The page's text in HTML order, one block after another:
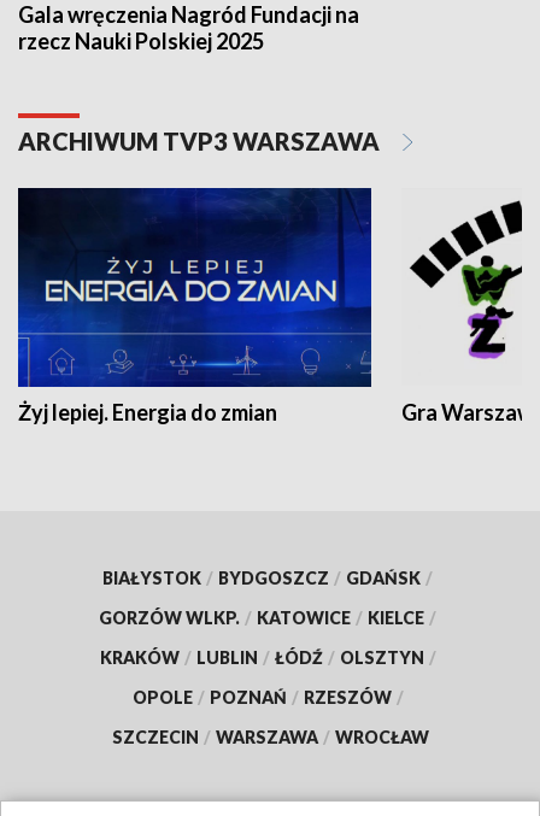
Gala wręczenia Nagród Fundacji na
rzecz Nauki Polskiej 2025
ARCHIWUM TVP3 WARSZAWA
Żyj lepiej. Energia do zmian Gra
BIAŁYSTOK / BYDGOSZCZ / GDAŃSK /
GORZÓW WLKP. / KATOWICE / KIELCE /
KRAKÓW / LUBLIN / ŁÓDŹ / OLSZTYN /
OPOLE / POZNAŃ / RZESZÓW /
SZCZECIN / WARSZAWA / WROCŁAW